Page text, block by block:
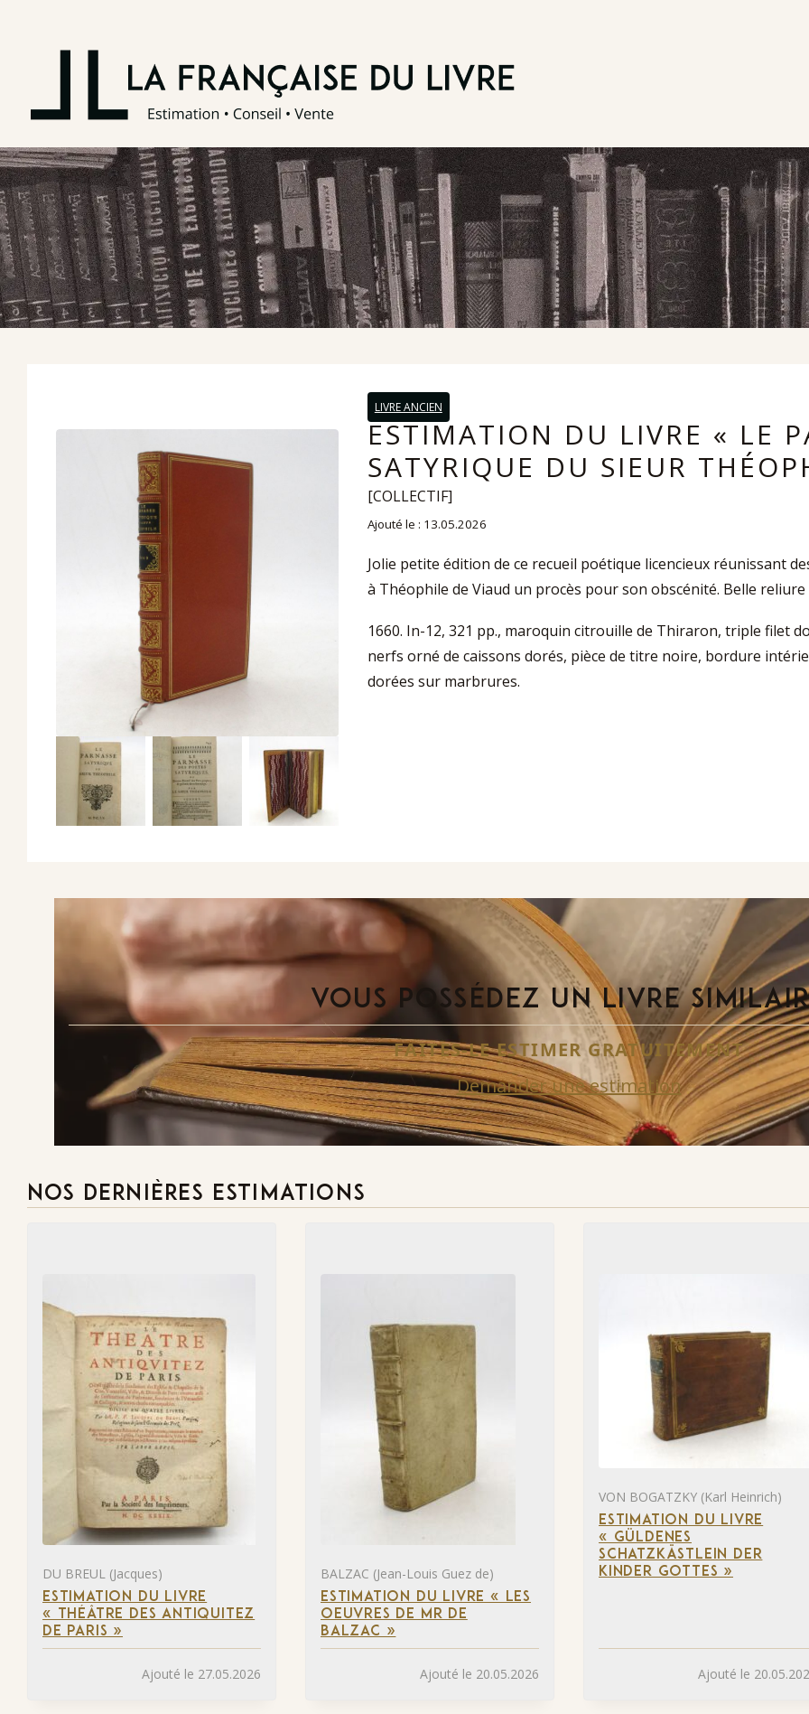
LIVRE ANCIEN
ESTIMATION DU LIVRE « LE
SATYRIQUE DU SIEUR
[COLLECTIF]
Ajouté le : 13.05.2026
Jolie petite édition de ce recueil poétique licencieux réunissant
à Théophile de Viaud un procès pour son obscénité. Belle
1660. In-12, 321 pp., maroquin citrouille de Thiraron, triple filet
nerfs orné de caissons dorés, pièce de titre noire, bordure
dorées sur marbrures.
VOUS POSSÉDEZ UN LIVRE
FAITES-LE ESTIMER GRATUITEMENT
Demander une estimation
NOS DERNIÈRES ESTIMATIONS
DU BREUL (Jacques)
ESTIMATION DU LIVRE
« THÉÂTRE DES ANTIQUITEZ
DE PARIS »
Ajouté le 27.05.2026
BALZAC (Jean-Louis Guez de)
ESTIMATION DU LIVRE « LES
OEUVRES DE MR DE
BALZAC »
Ajouté le 20.05.2026
VON BOGATZKY (Karl Heinrich)
ESTIMATION DU LIVRE
« GÜLDENES
SCHATZKÄSTLEIN DER
KINDER GOTTES »
Ajouté le